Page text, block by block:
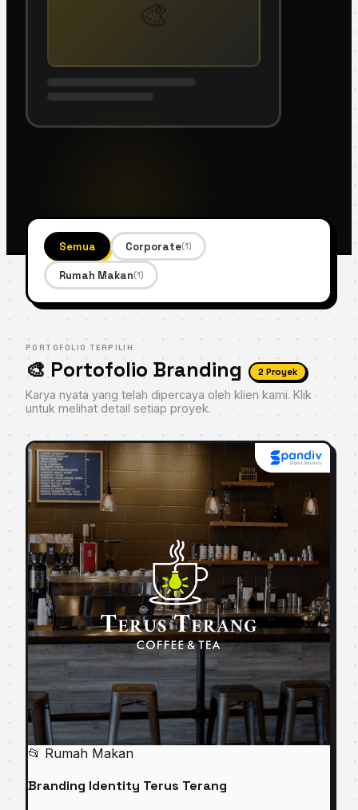
🎨
Semua Corporate(1)
Rumah Makan(1)
PORTOFOLIO TERPILIH
🎨 Portofolio Branding 2 Proyek
Karya nyata yang telah dipercaya oleh klien kami. Klik
untuk melihat detail setiap proyek.
📂 Rumah Makan
Branding Identity Terus Terang